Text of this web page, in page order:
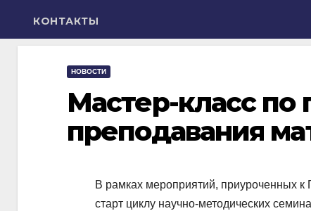
КОНТАКТЫ
НОВОСТИ
Мастер-класс по
преподавания
В рамках мероприятий, приуроченных к
старт циклу научно-методических